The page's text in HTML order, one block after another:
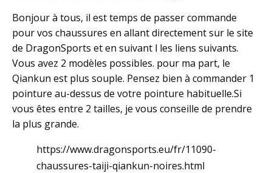
Bonjour à tous, il est temps de passer commande
pour vos chaussures en allant directement sur le site
de DragonSports et en suivant l les liens suivants.
Vous avez 2 modèles possibles. pour ma part, le
Qiankun est plus souple. Pensez bien à commander 1
pointure au-dessus de votre pointure habituelle.Si
vous êtes entre 2 tailles, je vous conseille de prendre
la plus grande.
https://www.dragonsports.eu/fr/11090-
chaussures-taiji-qiankun-noires.html